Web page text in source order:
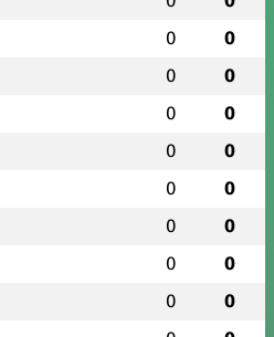
0 0
0 0
0 0
0 0
0 0
0 0
0 0
0 0